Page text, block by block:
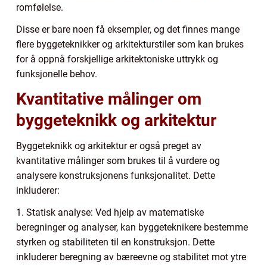
romfølelse.
Disse er bare noen få eksempler, og det finnes mange
flere byggeteknikker og arkitekturstiler som kan brukes
for å oppnå forskjellige arkitektoniske uttrykk og
funksjonelle behov.
Kvantitative målinger om
byggeteknikk og arkitektur
Byggeteknikk og arkitektur er også preget av
kvantitative målinger som brukes til å vurdere og
analysere konstruksjonens funksjonalitet. Dette
inkluderer:
1. Statisk analyse: Ved hjelp av matematiske
beregninger og analyser, kan byggeteknikere bestemme
styrken og stabiliteten til en konstruksjon. Dette
inkluderer beregning av bæreevne og stabilitet mot ytre